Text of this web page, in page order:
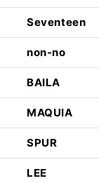
Seventeen
non-no
BAILA
MAQUIA
SPUR
LEE